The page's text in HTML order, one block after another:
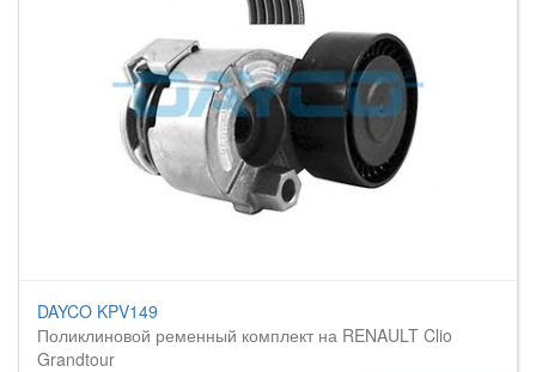
DAYCO KPV149
Поликлиновой ременный комплект на RENAULT Clio
Grandtour